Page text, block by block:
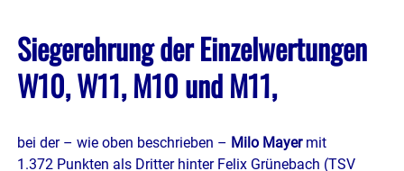
Siegerehrung der Einzelwertungen
W10, W11, M10 und M11,
bei der – wie oben beschrieben – Milo Mayermit
1.372 Punkten als Dritter hinter Felix Grünebach (TSV